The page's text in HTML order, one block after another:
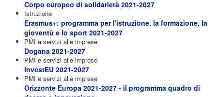
Corpo europeo di solidarietà 2021-2027
Istruzione
Erasmus+: programma per l'istruzione, la formazione, la
gioventù e lo sport 2021-2027
PMI e servizi alle imprese
Dogana 2021-2027
PMI e servizi alle imprese
InvestEU 2021-2027
PMI e servizi alle imprese
Orizzonte Europa 2021-2027 - il programma quadro di